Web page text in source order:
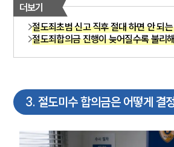
더보기
절도죄초범 신고 직후 절대 하면 안 되
절도죄합의금 진행이 늦어질수록 불리
3. 절도미수 합의금은 어떻게 결